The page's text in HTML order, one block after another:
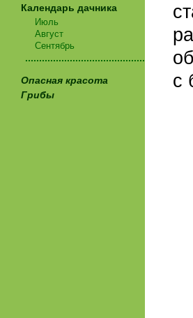
Календарь дачника
Июль
Август
Сентябрь
...........................................
Опасная красота
Грибы
с